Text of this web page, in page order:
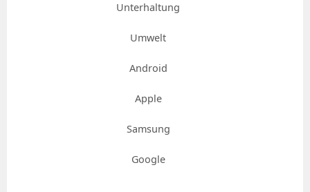
Unterhaltung
Umwelt
Android
Apple
Samsung
Google